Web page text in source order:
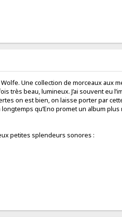
Wolfe. Une collection de morceaux
très beau, lumineux. J’ai souvent eu
on est bien, on laisse porter par
qu’Eno promet un album
petites splendeurs sonores :